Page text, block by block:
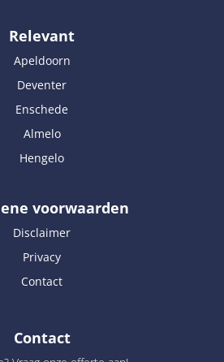
Relevant
Apeldoorn
Deventer
Enschede
Almelo
Hengelo
voorwaarden
Disclaimer
Privacy
Contact
Contact